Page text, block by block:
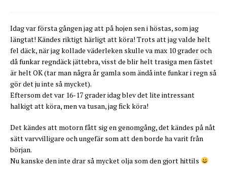
Idag var första gången jag att på hojen sen i höstas, som jag
längtat! Kändes riktigt härligt att köra! Trots att jag valde helt
fel däck, när jag kollade väderleken skulle va max 10 grader och
då funkar regndäck jättebra, visst de blir helt trasiga men fästet
är helt OK (tar man några år gamla som ändå inte funkar i regn så
gör det ju inte så mycket).
Eftersom det var 16-17 grader idag blev det lite intressant
halkigt att köra, men va tusan, jag fick köra!
Det kändes att motorn fått sig en genomgång, det kändes på nåt
sätt varvvilligare och ungefär som att den borde ha varit från
början.
Nu kanske den inte drar så mycket olja som den gjort hittils